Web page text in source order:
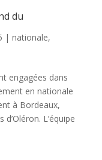
du
| nationale,
engagées dans
en nationale
à Bordeaux,
L’équipe